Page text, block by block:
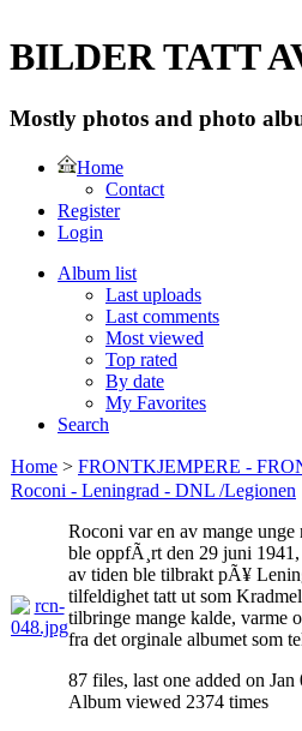
BILDER TATT
Mostly photos and photo
Home
Contact
Register
Login
Album list
Last uploads
Last comments
Most viewed
Top rated
By date
My Favorites
Search
Home > FRONTKJEMPERE -
Roconi - Leningrad - DNL /Legionen
Roconi var en av mange
ble oppfÃ¸rt den 29 juni
av tiden ble tilbrakt pÃ¥
tilfeldighet tatt ut som
tilbringe mange kalde, varme
fra det orginale albumet som
87 files, last one added on Jan
Album viewed 2374 times